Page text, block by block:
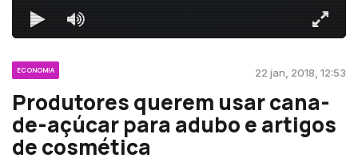
ECONOMIA 22 jan, 2018, 12:53
Produtores querem usar cana-
de-açúcar para adubo e artigos
de cosmética